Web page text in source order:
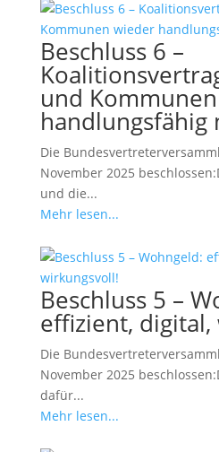
Beschluss 6 –
und
handlungsfähig
Die
November 2025
und die...
Mehr lesen...
Beschluss 5 –
effizient,
Die
November 2025
dafür...
Mehr lesen...